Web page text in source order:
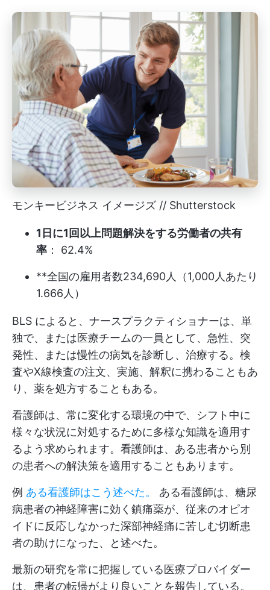
モンキービジネス イメージズ // Shutterstock
1日に1回以上問題解決をする労働者の共有
率 ： 62.4%
**全国の雇用者数234,690人（1,000人あたり
1.666人）
BLS によると、ナースプラクティショナーは、単
独で、または医療チームの一員として、急性、突
発性、または慢性の病気を診断し、治療する。検
査やX線検査の注文、実施、解釈に携わることもあ
り、薬を処方することもある。
看護師は、常に変化する環境の中で、シフト中に
様々な状況に対処するために多様な知識を適用す
るよう求められます。看護師は、ある患者から別
の患者への解決策を適用することもあります。
例 ある看護師はこう述べた。
ある看護師は、糖尿
病患者の神経障害に効く鎮痛薬が、従来のオピオ
イドに反応しなかった深部神経痛に苦しむ切断患
者の助けになった、と述べた。
最新の研究を常に把握している医療プロバイダー
は、患者の転帰がより良いことを報告している。